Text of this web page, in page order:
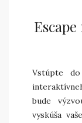
Vstúpte
bude
vyskúša